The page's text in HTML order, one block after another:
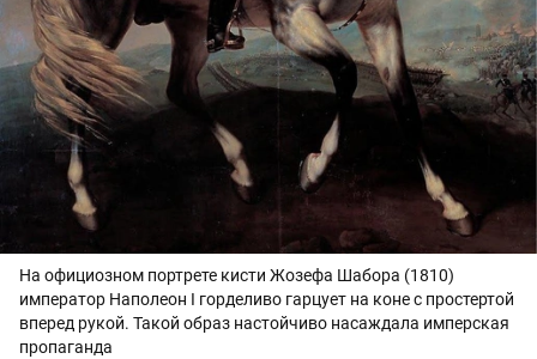
На официозном портрете кисти Жозефа Шабора (1810)
император Наполеон I горделиво гарцует на коне с простертой
вперед рукой. Такой образ настойчиво насаждала имперская
пропаганда